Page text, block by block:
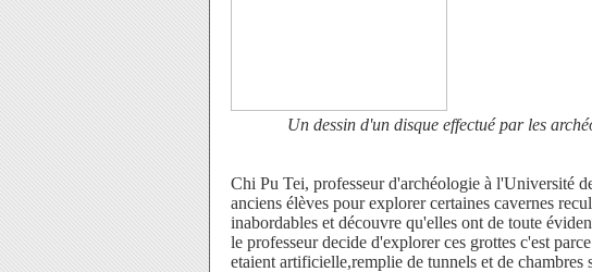
Un dessin d'un disque effectué par les
Chi Pu Tei, professeur d'archéologie à l'Université
anciens élèves pour explorer certaines cavernes
inabordables et découvre qu'elles ont de toute
le professeur decide d'explorer ces grottes c'est
etaient artificielle,remplie de tunnels et de chambres